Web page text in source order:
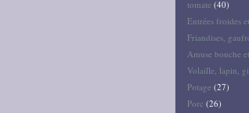
tomate (40)
Entrées froides
Friandises,
Amuse bouche
Volaille, lapin,
Potage (27)
Porc (26)